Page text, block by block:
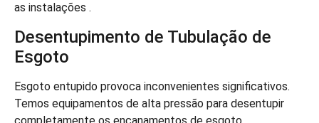
as instalações .
Desentupimento de Tubulação de
Esgoto
Esgoto entupido provoca inconvenientes significativos.
Temos equipamentos de alta pressão para desentupir
completamente os encanamentos de esgoto.